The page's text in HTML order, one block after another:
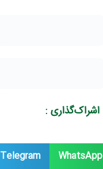
اشراک‌گذاری :
WhatsApp
Telegram